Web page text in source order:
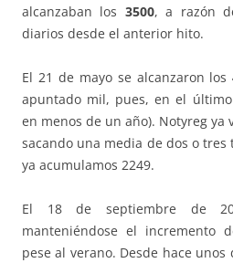
alcanzaban los 3500, a razón
diarios desde el anterior hito.
El 21 de mayo se alcanzaron los
apuntado mil, pues, en el
en menos de un año). Notyreg ya
sacando una media de dos o
ya acumulamos 2249.
El 18 de septiembre de
manteniéndose el incremento
pese al verano. Desde hace